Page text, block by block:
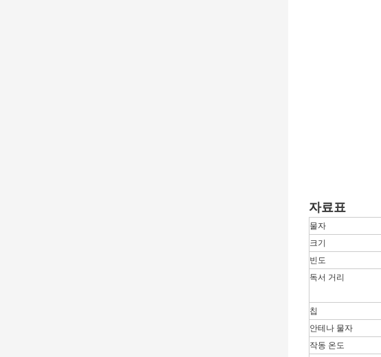
자료표
물자
크기
빈도
독서 거리
칩
안테나 물자
작동 온도